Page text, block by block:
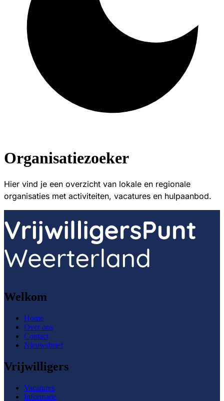
Organisatiezoeker
Hier vind je een overzicht van lokale en regionale
organisaties met activiteiten, vacatures en hulpaanbod.
Welkom
Home
Over ons
Contact
Nieuwsbrief
Vrijwilligers
Vacatures
Informatie